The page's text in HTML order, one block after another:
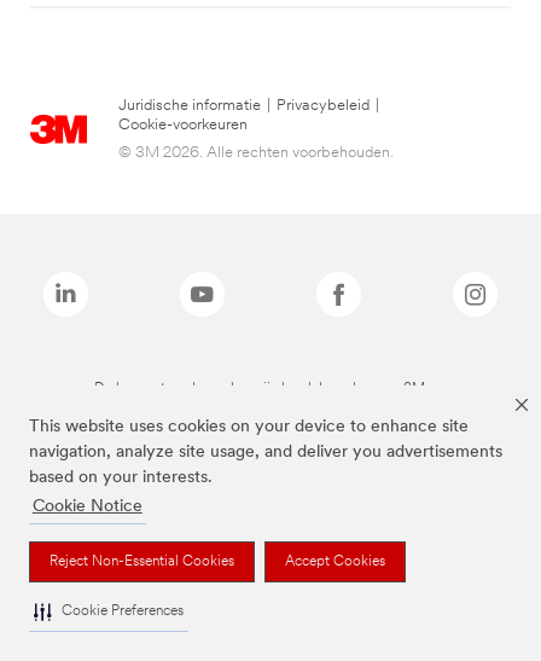
This website uses cookies on your device to enhance site
navigation, analyze site usage, and deliver you advertisements
based on your interests.
Cookie Notice
Reject Non-Essential Cookies Accept Cookies
Cookie Preferences
Juridische informatie Privacybeleid
Cookie-voorkeuren
© 3M 2026. Alle rechten voorbehouden.
De bovenstaande merken zijn handelsmerken van 3M.we